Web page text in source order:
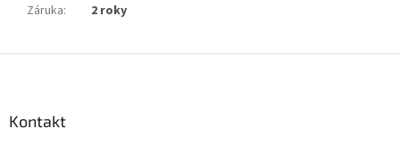
Záruka: 2 roky
Kontakt